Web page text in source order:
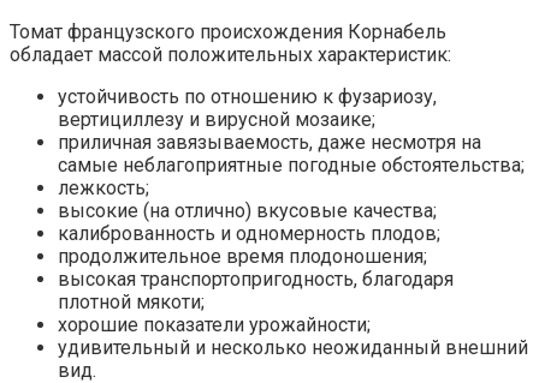
Томат французского происхождения Корнабель
обладает массой положительных характеристик:
устойчивость по отношению к фузариозу,
вертициллезу и вирусной мозаике;
приличная завязываемость, даже несмотря на
самые неблагоприятные погодные обстоятельства;
лежкость;
высокие (на отлично) вкусовые качества;
калиброванность и одномерность плодов;
продолжительное время плодоношения;
высокая транспортопригодность, благодаря
плотной мякоти;
хорошие показатели урожайности;
удивительный и несколько неожиданный внешний
вид.